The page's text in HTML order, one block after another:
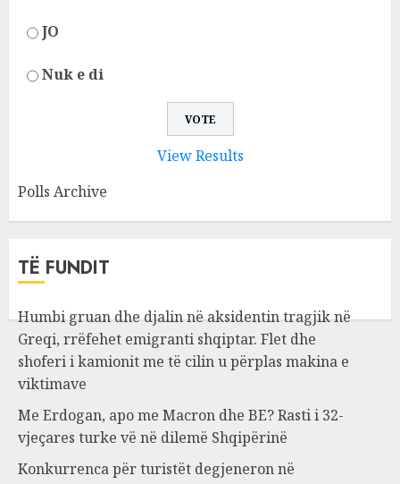
JO
Nuk e di
View Results
Polls Archive
TË FUNDIT
Humbi gruan dhe djalin në aksidentin tragjik në
Greqi, rrëfehet emigranti shqiptar. Flet dhe
shoferi i kamionit me të cilin u përplas makina e
viktimave
Me Erdogan, apo me Macron dhe BE? Rasti i 32-
vjeçares turke vë në dilemë Shqipërinë
Konkurrenca për turistët degjeneron në